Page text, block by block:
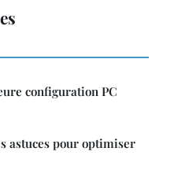
configuration PC
astuces pour optimiser